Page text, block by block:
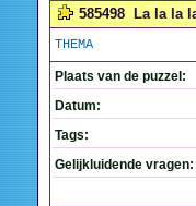
585498 La la la
THEMA
Plaats van de puzzel:
Datum:
Tags:
Gelijkluidende vragen: